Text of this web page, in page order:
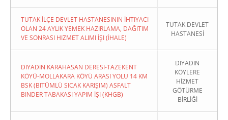
TUTAK İLÇE DEVLET HASTANESININ İHTIYACI
OLAN 24 AYLIK YEMEK HAZIRLAMA, DAĞITIM
VE SONRASI HIZMET ALIMI İŞI (İHALE)
TUTAK DEVLET
HASTANESİ
DIYADIN KARAHASAN DERESI-TAZEKENT
KÖYÜ-MOLLAKARA KÖYÜ ARASI YOLU 14 KM
BSK (BITÜMLÜ SICAK KARIŞIM) ASFALT
BINDER TABAKASI YAPIM İŞI (KHGB)
DİYADİN
KÖYLERE
HİZMET
GÖTÜRME
BİRLİĞİ